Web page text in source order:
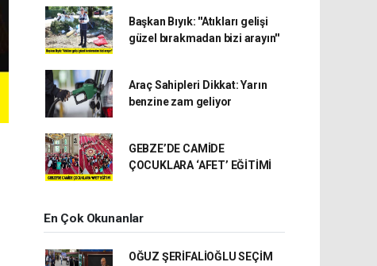
Başkan Bıyık: ''Atıkları gelişi
güzel bırakmadan bizi arayın''
Araç Sahipleri Dikkat: Yarın
benzine zam geliyor
GEBZE’DE CAMİDE
ÇOCUKLARA ‘AFET’ EĞİTİMİ
En Çok Okunanlar
OĞUZ ŞERİFALİOĞLU SEÇİM